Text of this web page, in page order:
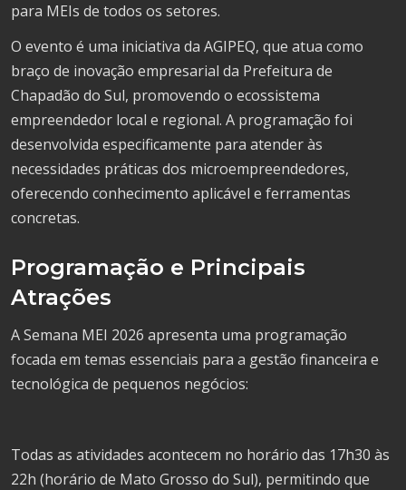
para MEIs de todos os setores.
O evento é uma iniciativa da AGIPEQ, que atua como
braço de inovação empresarial da Prefeitura de
Chapadão do Sul, promovendo o ecossistema
empreendedor local e regional. A programação foi
desenvolvida especificamente para atender às
necessidades práticas dos microempreendedores,
oferecendo conhecimento aplicável e ferramentas
concretas.
Programação e Principais
Atrações
A Semana MEI 2026 apresenta uma programação
focada em temas essenciais para a gestão financeira e
tecnológica de pequenos negócios:
Todas as atividades acontecem no horário das 17h30 às
22h (horário de Mato Grosso do Sul), permitindo que